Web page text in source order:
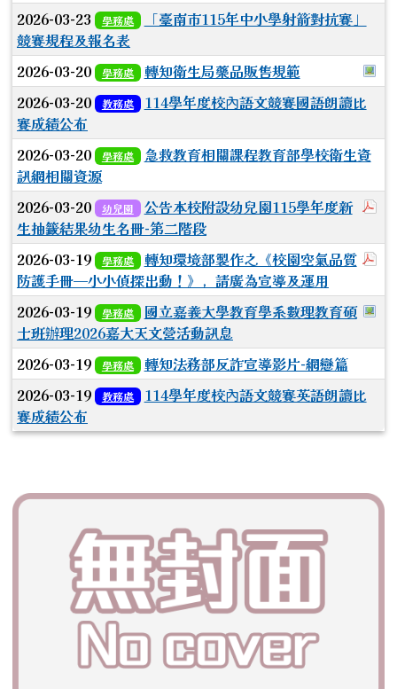
2026-03-23
學務處
「臺南市115年中小學射箭對抗賽」
競賽規程及報名表
2026-03-20 學務處
轉知衛生局藥品販售規範
2026-03-20
教務處
114學年度校內語文競賽國語朗讀比
賽成績公布
2026-03-20
學務處
急救教育相關課程教育部學校衛生資
訊網相關資源
2026-03-20 幼兒園
公告本校附設幼兒園115學年度新
生抽籤結果幼生名冊-第二階段
2026-03-19 學務處
轉知環境部製作之《校園空氣品質
防護手冊—小小偵探出動！》，請廣為宣導及運用
2026-03-19 學務處
國立嘉義大學教育學系數理教育碩
士班辦理2026嘉大天文營活動訊息
2026-03-19
學務處
轉知法務部反詐宣導影片-網戀篇
2026-03-19
教務處
114學年度校內語文競賽英語朗讀比
賽成績公布